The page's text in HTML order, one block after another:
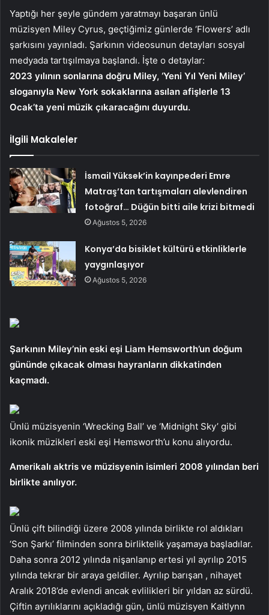
Yaptığı her şeyle gündem yaratmayı başaran ünlü
müzisyen Miley Cyrus, geçtiğimiz günlerde ‘Flowers’ adlı
şarkısını yayınladı. Şarkının videosunun detayları sosyal
medyada tartışılmaya başlandı. İşte o detaylar:
2023 yılının sonlarına doğru Miley, ‘Yeni Yıl Yeni Miley’
sloganıyla New York sokaklarına asılan afişlerle 13
Ocak’ta yeni müzik çıkaracağını duyurdu.
İlgili Makaleler
İsmail Yüksek’in kayınpederi Emre
Matraş’tan tartışmaları alevlendiren
fotoğraf… Düğün bitti aile krizi bitmedi
Ağustos 5, 2026
Konya’da bisiklet kültürü etkinliklerle
yaygınlaşıyor
Ağustos 5, 2026
Şarkının Miley’nin eski eşi Liam Hemsworth’un doğum
gününde çıkacak olması hayranların dikkatinden
kaçmadı.
Ünlü müzisyenin ‘Wrecking Ball’ ve ‘Midnight Sky’ gibi
ikonik müzikleri eski eşi Hemsworth’u konu alıyordu.
Amerikalı aktris ve müzisyenin isimleri 2008 yılından beri
birlikte anılıyor.
Ünlü çift bilindiği üzere 2008 yılında birlikte rol aldıkları
‘Son Şarkı’ filminden sonra birliktelik yaşamaya başladılar.
Daha sonra 2012 yılında nişanlanıp ertesi yıl ayrılıp 2015
yılında tekrar bir araya geldiler. Ayrılıp barışan , nihayet
Aralık 2018’de evlendi ancak evlilikleri bir yıldan az sürdü.
Çiftin ayrılıklarını açıkladığı gün, ünlü müzisyen Kaitlynn